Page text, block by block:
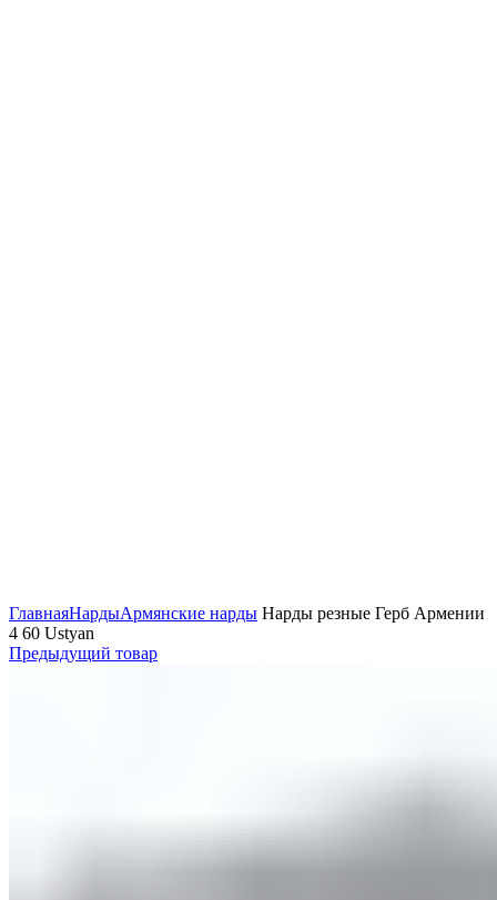
ГлавнаяНардыАрмянские нарды Нарды резные Герб Армении
4 60 Ustyan
Предыдущий товар